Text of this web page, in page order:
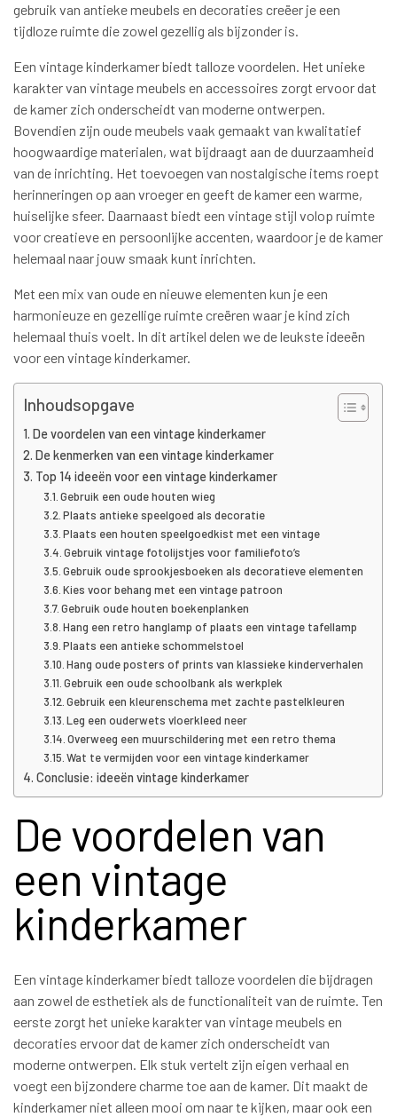
gebruik van antieke meubels en decoraties creëer je een
tijdloze ruimte die zowel gezellig als bijzonder is.
Een vintage kinderkamer biedt talloze voordelen. Het unieke
karakter van vintage meubels en accessoires zorgt ervoor dat
de kamer zich onderscheidt van moderne ontwerpen.
Bovendien zijn oude meubels vaak gemaakt van kwalitatief
hoogwaardige materialen, wat bijdraagt aan de duurzaamheid
van de inrichting. Het toevoegen van nostalgische items roept
herinneringen op aan vroeger en geeft de kamer een warme,
huiselijke sfeer. Daarnaast biedt een vintage stijl volop ruimte
voor creatieve en persoonlijke accenten, waardoor je de kamer
helemaal naar jouw smaak kunt inrichten.
Met een mix van oude en nieuwe elementen kun je een
harmonieuze en gezellige ruimte creëren waar je kind zich
helemaal thuis voelt. In dit artikel delen we de leukste ideeën
voor een vintage kinderkamer.
Inhoudsopgave
De voordelen van een vintage kinderkamer
De kenmerken van een vintage kinderkamer
Top 14 ideeën voor een vintage kinderkamer
Gebruik een oude houten wieg
Plaats antieke speelgoed als decoratie
Plaats een houten speelgoedkist met een vintage
Gebruik vintage fotolijstjes voor familiefoto’s
Gebruik oude sprookjesboeken als decoratieve elementen
Kies voor behang met een vintage patroon
Gebruik oude houten boekenplanken
Hang een retro hanglamp of plaats een vintage tafellamp
Plaats een antieke schommelstoel
Hang oude posters of prints van klassieke kinderverhalen
Gebruik een oude schoolbank als werkplek
Gebruik een kleurenschema met zachte pastelkleuren
Leg een ouderwets vloerkleed neer
Overweeg een muurschildering met een retro thema
Wat te vermijden voor een vintage kinderkamer
Conclusie: ideeën vintage kinderkamer
De voordelen van
een vintage
kinderkamer
Een vintage kinderkamer biedt talloze voordelen die bijdragen
aan zowel de esthetiek als de functionaliteit van de ruimte. Ten
eerste zorgt het unieke karakter van vintage meubels en
decoraties ervoor dat de kamer zich onderscheidt van
moderne ontwerpen. Elk stuk vertelt zijn eigen verhaal en
voegt een bijzondere charme toe aan de kamer. Dit maakt de
kinderkamer niet alleen mooi om naar te kijken, maar ook een